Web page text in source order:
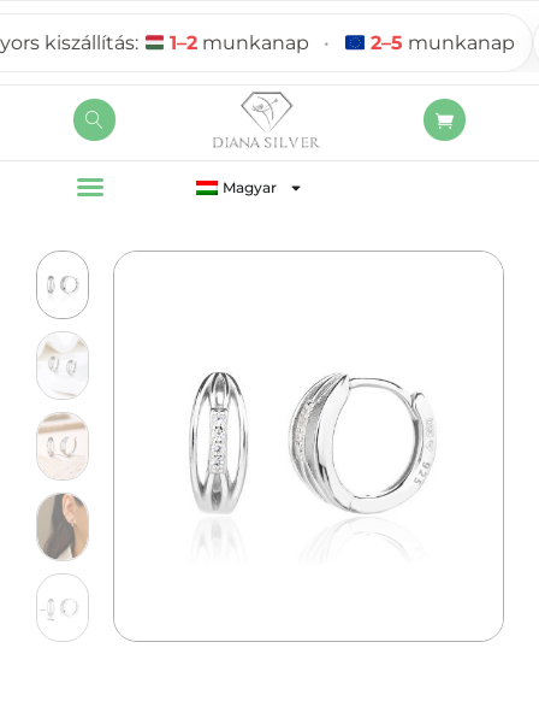
Magyar
kiszállítás: 1–2munkanap • 2–5 munkanap